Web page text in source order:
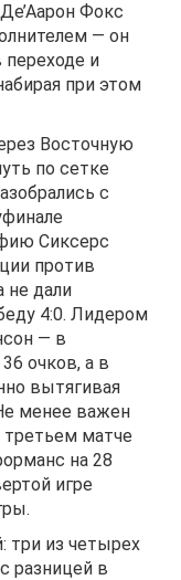
Фокс
— он
переходе и
при этом
Восточную
по сетке
с
Сиксерс
против
не дали
4:0. Лидером
— в
очков, а в
вытягивая
менее важен
матче
на 28
игре
три из четырех
разницей в